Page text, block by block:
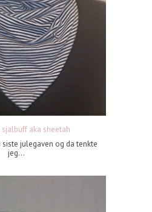
aka sheetah
julegaven og da tenkte
jeg...